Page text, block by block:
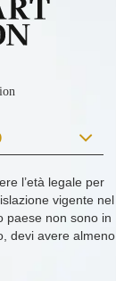
l’età legale per
vigente nel
paese non sono in
devi avere almeno